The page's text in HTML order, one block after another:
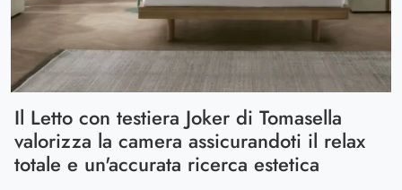
Il Letto con testiera Joker di Tomasella
valorizza la camera assicurandoti il relax
totale e un'accurata ricerca estetica